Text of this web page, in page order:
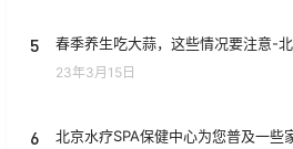
5 春季养生吃大蒜，这些情况要注意-
23年3月15日
6 北京水疗SPA保健中心为您普及一些